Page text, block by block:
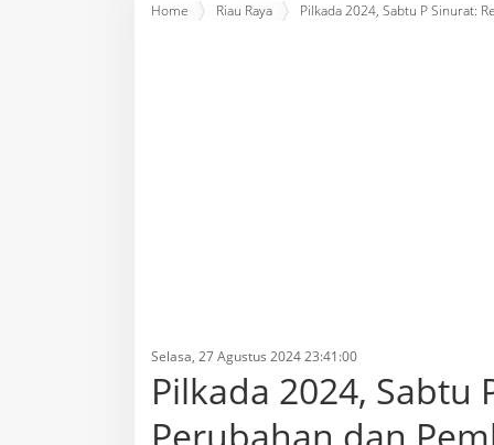
Home Riau Raya Pilkada 2024, Sabtu P Sinurat:
Selasa, 27 Agustus 2024 23:41:00
Pilkada 2024, Sabtu